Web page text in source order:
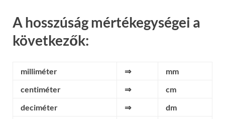
A hosszúság mértékegységei a
következők:
milliméter ⇒
mm
centiméter
⇒
cm
deciméter
⇒
dm